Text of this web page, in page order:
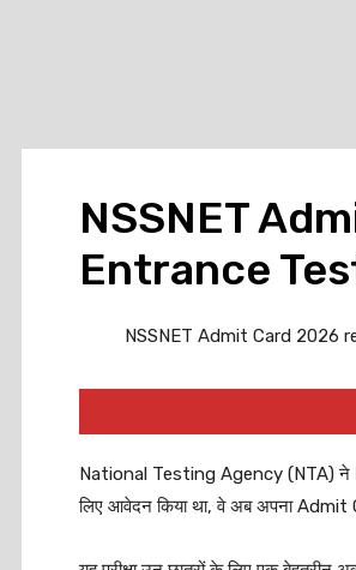
NSSNET
Entrance
NSSNET Admit Card 2026
National Testing Agency (NTA) ने
लिए आवेदन किया था, वे अब अपना